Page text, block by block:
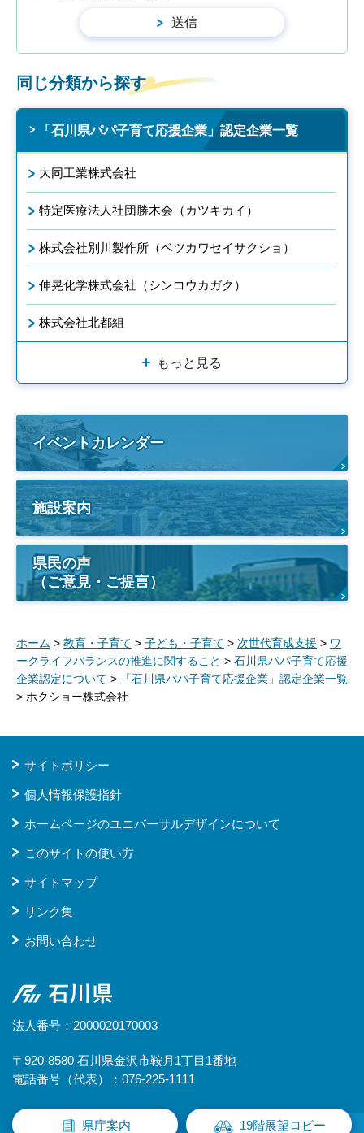
同じ分類から探す
「石川県パパ子育て応援企業」認定企業一覧
大同工業株式会社
特定医療法人社団勝木会（カツキカイ）
株式会社別川製作所（ベツカワセイサクショ）
伸晃化学株式会社（シンコウカガク）
株式会社北都組
もっと見る
イベントカレンダー
施設案内
県民の声
（ご意見・ご提言）
ホーム > 教育・子育て > 子ども・子育て > 次世代育成支援 > ワ
ークライフバランスの推進に関すること > 石川県パパ子育て応援
企業認定について >
「石川県パパ子育て応援企業」認定企業一覧
> ホクショー株式会社
サイトポリシー
個人情報保護指針
ホームページのユニバーサルデザインについて
このサイトの使い方
サイトマップ
リンク集
お問い合わせ
石川県
法人番号：2000020170003
〒920-8580 石川県金沢市鞍月1丁目1番地
電話番号（代表）：076-225-1111
県庁案内 19階展望ロビー